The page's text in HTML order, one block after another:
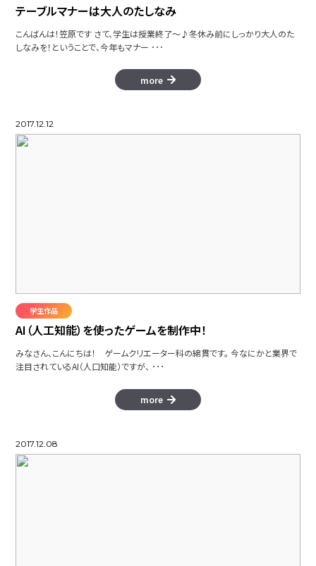
テーブルマナーは大人のたしなみ
こんばんは！笠原です さて、学生は授業終了～♪冬休み前にしっかり大人のた
しなみを！ということで、今年もマナー ･･･
more
2017.12.12
学生作品
AI（人工知能）を使ったゲームを制作中！
みなさん、こんにちは！ ゲームクリエーター科の綿貫です。 今なにかと業界で
注目されているAI（人口知能）ですが、 ･･･
more
2017.12.08